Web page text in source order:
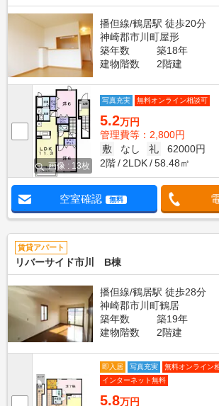
播但線/鶴居駅 徒歩20分
神崎郡市川町屋形
築年数
築18年
建物階数
2階建
画像 : 13枚
写真充実 無料オンライン相談可
5.2万円
管理費等：2,800円
敷
なし 礼
62000円
2階
2LDK 58.48㎡
空室確認 無料
賃貸アパート
リバーサイド市川 B棟
播但線/鶴居駅 徒歩28分
神崎郡市川町鶴居
築年数
築19年
建物階数
2階建
即入居 写真充実
無料オンライン
インターネット無料
5.8万円